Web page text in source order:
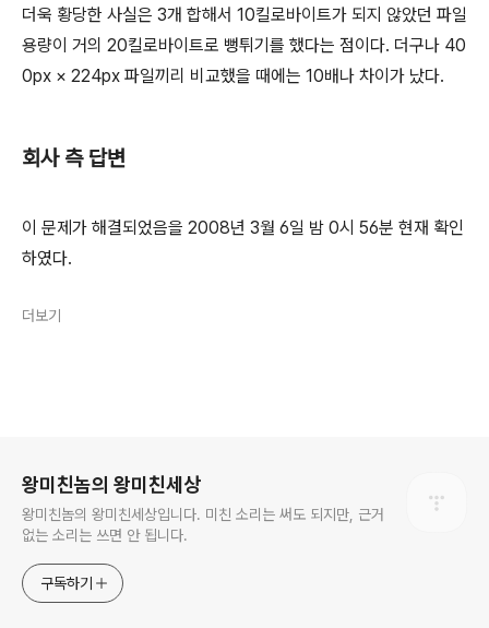
더욱 황당한 사실은 3개 합해서 10킬로바이트가 되지 않았던 파일
용량이 거의 20킬로바이트로 뻥튀기를 했다는 점이다. 더구나 40
0px × 224px 파일끼리 비교했을 때에는 10배나 차이가 났다.
회사 측 답변
이 문제가 해결되었음을 2008년 3월 6일 밤 0시 56분 현재 확인
하였다.
더보기
왕미친놈의 왕미친세상
왕미친놈의 왕미친세상입니다. 미친 소리는 써도 되지만, 근거
없는 소리는 쓰면 안 됩니다.
구독하기